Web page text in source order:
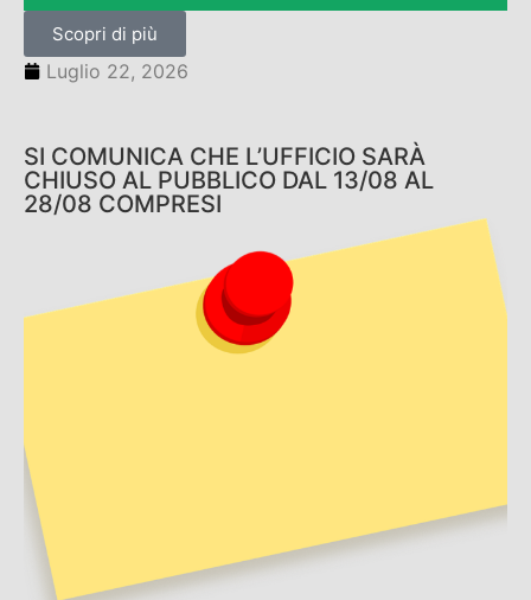
Scopri di più
Luglio 22, 2026
SI COMUNICA CHE L’UFFICIO SARÀ
CHIUSO AL PUBBLICO DAL 13/08 AL
28/08 COMPRESI